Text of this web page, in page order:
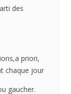
des
priori,
chaque jour
gaucher.